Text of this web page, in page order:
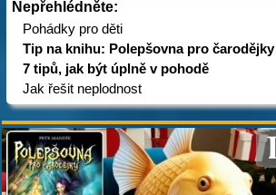
Nepřehlédněte:
Pohádky pro děti
Tip na knihu: Polepšovna pro čarodějky
7 tipů, jak být úplně v pohodě
Jak řešit neplodnost